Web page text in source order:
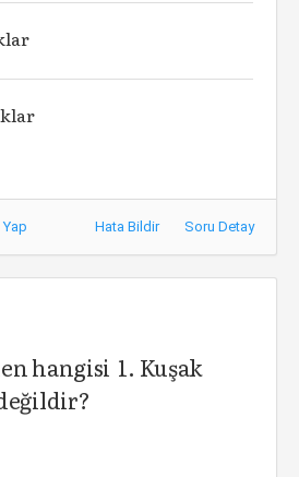
Hata Bildir Soru Detay
hangisi 1. Kuşak